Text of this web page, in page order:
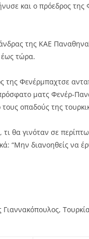
και ο πρόεδρος της
της ΚΑΕ
έως τώρα.
Φενέρμπαχτσε
ματς Φενέρ-
οπαδούς της
θα γινόταν σε
“Μην διανοηθείς να
Γιαννακόπουλος,